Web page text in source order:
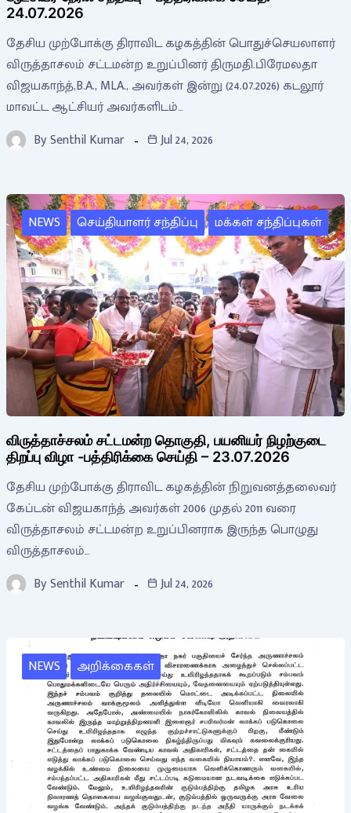
24.07.2026
தேசிய முற்போக்கு திராவிட கழகத்தின் பொதுச்செயலாளர்
விருத்தாசலம் சட்டமன்ற உறுப்பினர் திருமதி.பிரேமலதா
விஜயகாந்த்,B.A., MLA., அவர்கள் இன்று (24.07.2026) கடலூர்
மாவட்ட ஆட்சியர் அவர்களிடம்…
BySenthil Kumar Jul 24, 2026
NEWS செய்தியாளர் சந்திப்பு மக்கள் சந்திப்புகள்
விருத்தாச்சலம் சட்டமன்ற தொகுதி, பயனியர் நிழற்குடை
திறப்பு விழா -பத்திரிக்கை செய்தி – 23.07.2026
தேசிய முற்போக்கு திராவிட கழகத்தின் நிறுவனத்தலைவர்
கேப்டன் விஜயகாந்த் அவர்கள் 2006 முதல் 2011 வரை
விருத்தாசலம் சட்டமன்ற உறுப்பினராக இருந்த பொழுது
விருத்தாசலம்…
BySenthil Kumar Jul 24, 2026
NEWS அறிக்கைகள்